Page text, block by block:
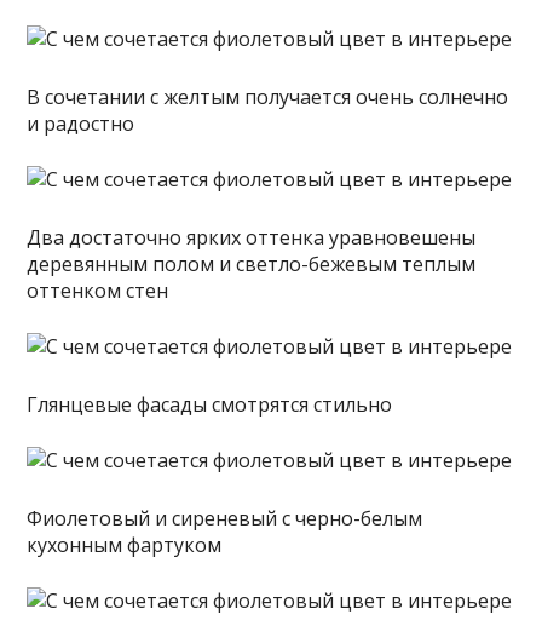
В сочетании с желтым получается очень солнечно
и радостно
Два достаточно ярких оттенка уравновешены
деревянным полом и светло-бежевым теплым
оттенком стен
Глянцевые фасады смотрятся стильно
Фиолетовый и сиреневый с черно-белым
кухонным фартуком